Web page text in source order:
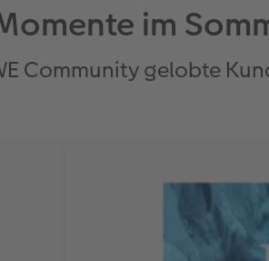
im
Community gelobte